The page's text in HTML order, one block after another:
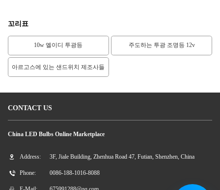
꼬리표
10w 엘이디 투광등 주도하는 투광 조명등 12v
아르고스에 있는 샌드위치 제조사들
CONTACT US
China LED Bulbs Online Marketplace
Address: 3F, Jiale Building, Zhenhua Road 47, Futian, Shenzhen, China
Phone: 0086-188-1016-8088